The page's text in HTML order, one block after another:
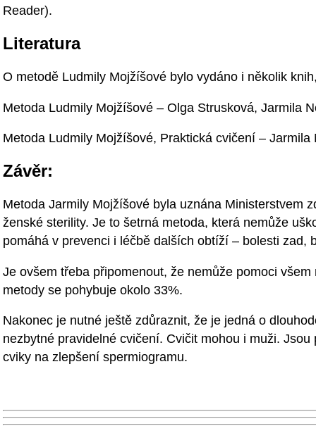
Reader).
Literatura
O metodě Ludmily Mojžíšové bylo vydáno i několik
Metoda Ludmily Mojžíšové – Olga Strusková, Jarmila
Metoda Ludmily Mojžíšové, Praktická cvičení – Jarmila
Závěr:
Metoda Jarmily Mojžíšové byla uznána Ministerstvem
ženské sterility. Je to šetrná metoda, která nemůže
pomáhá v prevenci i léčbě dalších obtíží – bolesti zad,
Je ovšem třeba připomenout, že nemůže pomoci
metody se pohybuje okolo 33%.
Nakonec je nutné ještě zdůraznit, že je jedná o
nezbytné pravidelné cvičení. Cvičit mohou i muži.
cviky na zlepšení spermiogramu.